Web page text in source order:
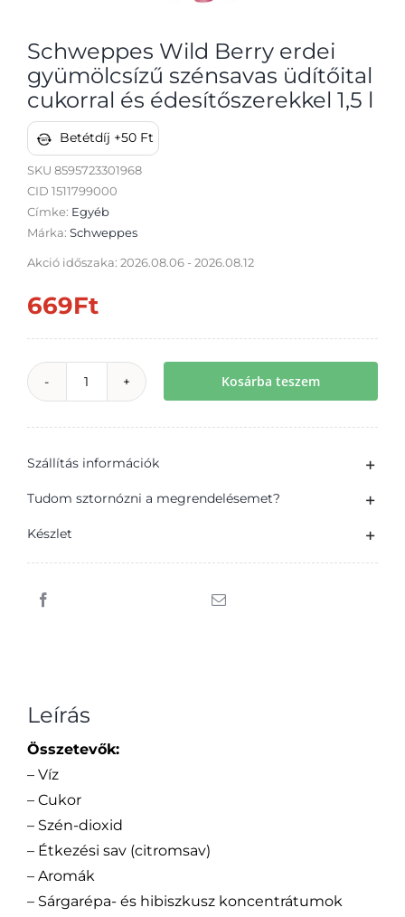
Átvétel
Schweppes Wild Berry erdei
gyümölcsízű szénsavas üdítőital
cukorral és édesítőszerekkel 1,5 l
Betétdíj +50 Ft
SKU 8595723301968
CID 1511799000
Címke: Egyéb
Márka: Schweppes
Akció időszaka: 2026.08.06 - 2026.08.12
669Ft
Schweppes
erdei
gyümölcsízű
Kosárba teszem
Szállítás információk
Tudom sztornózni a megrendelésemet?
Készlet
Leírás
Összetevők:
– Víz
– Cukor
– Szén-dioxid
– Étkezési sav (citromsav)
– Aromák
– Sárgarépa- és hibiszkusz koncentrátumok